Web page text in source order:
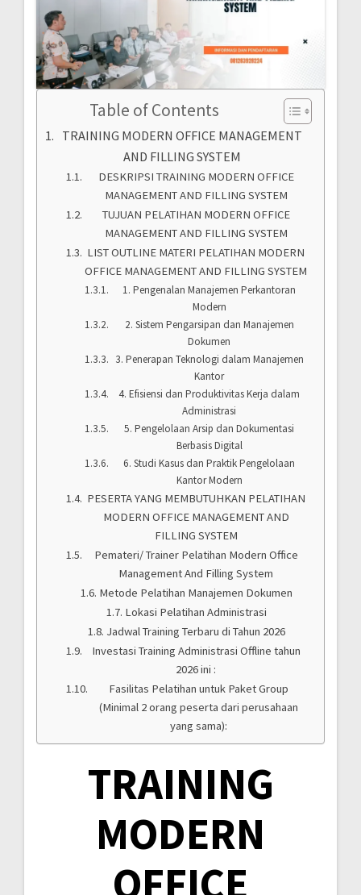
Table of Contents
TRAINING MODERN OFFICE MANAGEMENT
AND FILLING SYSTEM
DESKRIPSI TRAINING MODERN OFFICE
MANAGEMENT AND FILLING SYSTEM
TUJUAN PELATIHAN MODERN OFFICE
MANAGEMENT AND FILLING SYSTEM
LIST OUTLINE MATERI PELATIHAN MODERN
OFFICE MANAGEMENT AND FILLING SYSTEM
1. Pengenalan Manajemen Perkantoran
Modern
2. Sistem Pengarsipan dan Manajemen
Dokumen
3. Penerapan Teknologi dalam Manajemen
Kantor
4. Efisiensi dan Produktivitas Kerja dalam
Administrasi
5. Pengelolaan Arsip dan Dokumentasi
Berbasis Digital
6. Studi Kasus dan Praktik Pengelolaan
Kantor Modern
PESERTA YANG MEMBUTUHKAN PELATIHAN
MODERN OFFICE MANAGEMENT AND
FILLING SYSTEM
Pemateri/ Trainer Pelatihan Modern Office
Management And Filling System
Metode Pelatihan Manajemen Dokumen
Lokasi Pelatihan Administrasi
Jadwal Training Terbaru di Tahun 2026
Investasi Training Administrasi Offline tahun
2026 ini :
Fasilitas Pelatihan untuk Paket Group
(Minimal 2 orang peserta dari perusahaan
yang sama):
TRAINING
MODERN
OFFICE